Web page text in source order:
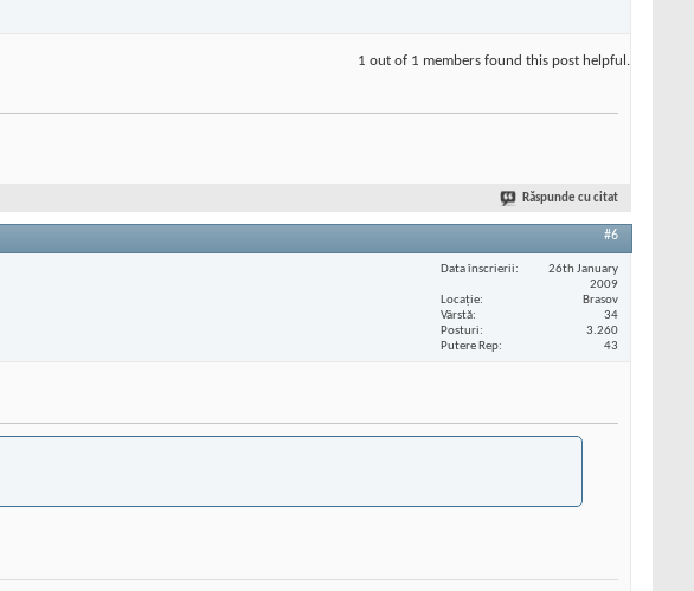
1 out of 1 members found this post helpful.
Răspunde cu citat
#6
Data înscrierii
26th January
2009
Locaţie
Brasov
Vârstă
34
Posturi
3.260
Putere Rep
43